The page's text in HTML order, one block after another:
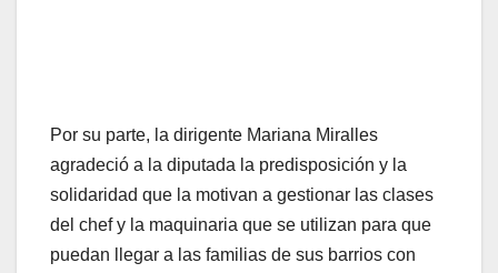
Por su parte, la dirigente Mariana Miralles
agradeció a la diputada la predisposición y la
solidaridad que la motivan a gestionar las clases
del chef y la maquinaria que se utilizan para que
puedan llegar a las familias de sus barrios con